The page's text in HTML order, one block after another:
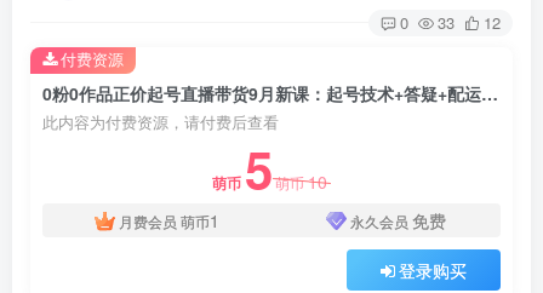
0 33 12
0粉0作品正价起号直播带货9月新课：起号技术+答疑+配运营+罗盘
此内容为付费资源，请付费后查看
萌币 5萌币10
月费会员 萌币1 永久会员 免费
登录购买
付费资源